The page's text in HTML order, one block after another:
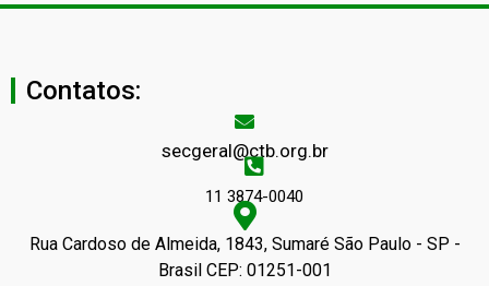
Contatos:
secgeral@ctb.org.br
11 3874-0040
Rua Cardoso de Almeida, 1843, Sumaré São Paulo - SP -
Brasil CEP: 01251-001